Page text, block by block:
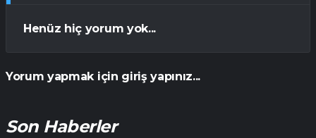
Henüz hiç yorum yok...
Yorum yapmak için giriş yapınız...
Son Haberler